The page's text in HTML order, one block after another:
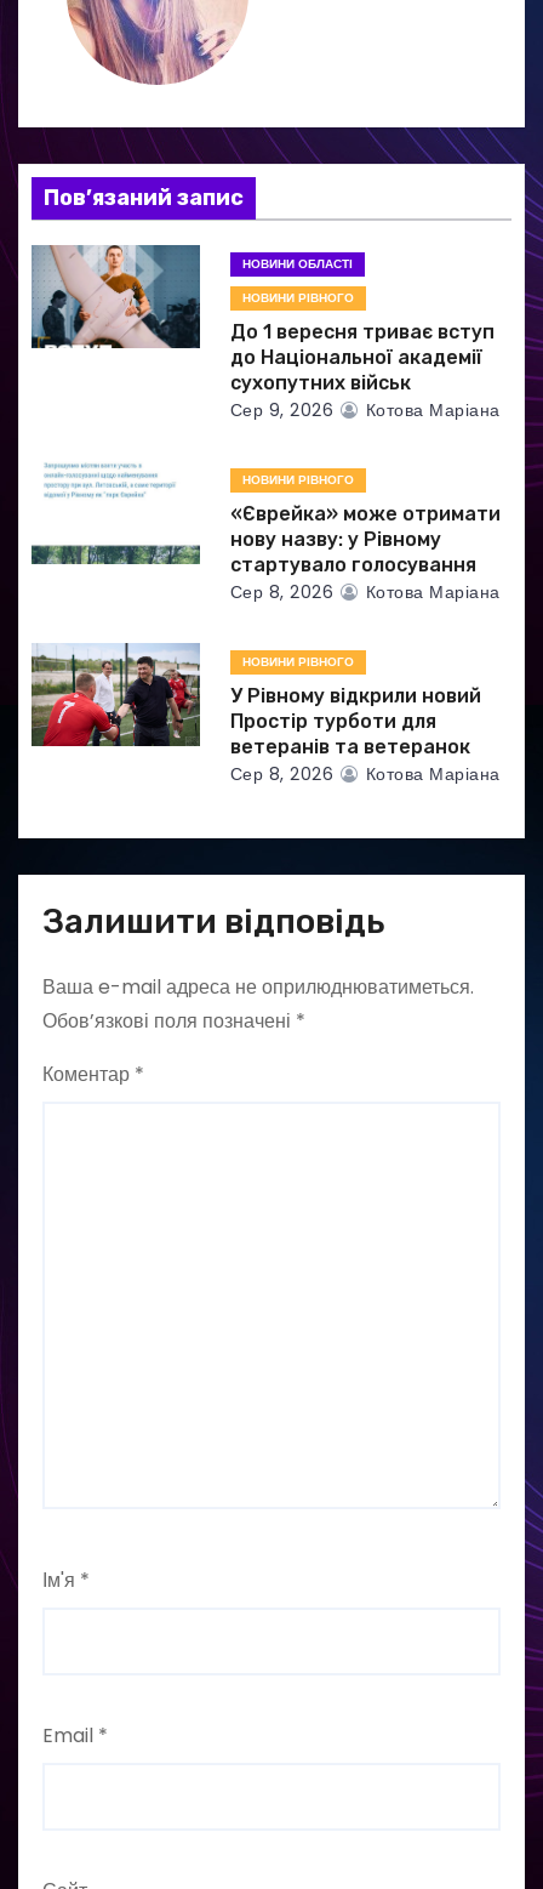
я
з
а
п
и
і
Пов’язаний запис
НОВИНИ ОБЛАСТІ
НОВИНИ РІВНОГО
До 1 вересня триває вступ
до Національної академії
сухопутних військ
Сер 9, 2026 Котова Маріана
НОВИНИ РІВНОГО
«Єврейка» може отримати
нову назву: у Рівному
стартувало голосування
Сер 8, 2026 Котова Маріана
НОВИНИ РІВНОГО
У Рівному відкрили новий
Простір турботи для
ветеранів та ветеранок
Сер 8, 2026 Котова Маріана
Залишити відповідь
Ваша e-mail адреса не оприлюднюватиметься.
Обов’язкові поля позначені *
Коментар *
Ім'я *
Email *